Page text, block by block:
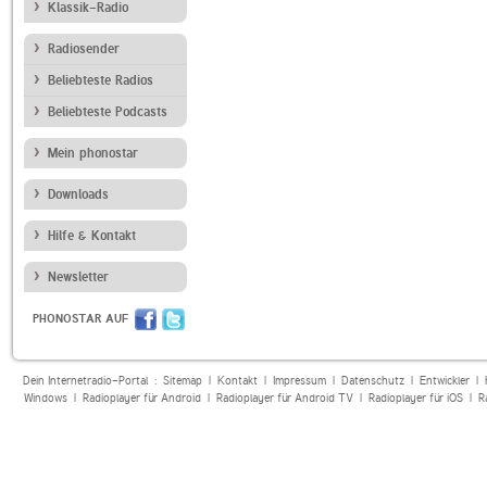
Klassik-Radio
Radiosender
Beliebteste Radios
Beliebteste Podcasts
Mein phonostar
Downloads
Hilfe & Kontakt
Newsletter
PHONOSTAR AUF
Dein Internetradio-Portal : Sitemap| Kontakt| Impressum| Datenschutz| Entwickler|
Windows| Radioplayer für Android| Radioplayer für Android TV| Radioplayer für iOS|